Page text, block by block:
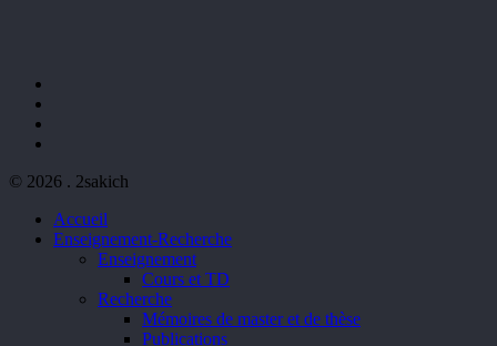
© 2026 . 2sakich
Close
Menu
Accueil
Enseignement-Recherche
Enseignement
Cours et TD
Recherche
Mémoires de master et de thèse
Publications